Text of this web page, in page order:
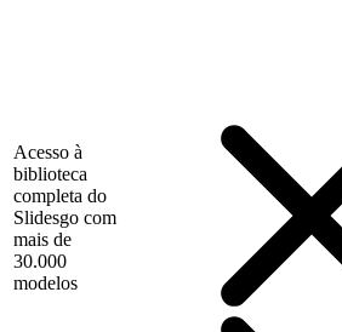
Acesso à
biblioteca
completa do
Slidesgo com
mais de
30.000
modelos